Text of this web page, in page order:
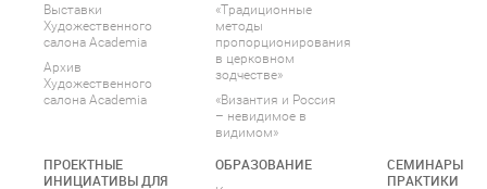
Выставки
Художественного
салона Academia
Архив
Художественного
салона Academia
«Традиционные
методы
пропорционирования
в церковном
зодчестве»
«Византия и Россия
– невидимое в
видимом»
ПРОЕКТНЫЕ
ИНИЦИАТИВЫ ДЛЯ
ОБРАЗОВАНИЕ
СЕМИНАРЫ
ПРАКТИКИ